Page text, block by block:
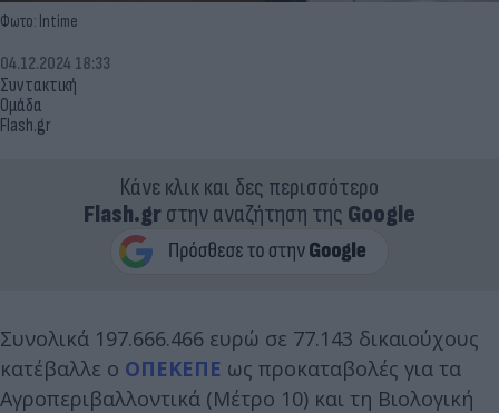
Φωτο: Intime
Συντακτική
Ομάδα
Flash.gr
04.12.2024 18:33
Κάνε κλικ και δες περισσότερο
Flash.grστην αναζήτηση της Google
Συνολικά 197.666.466 ευρώ σε 77.143 δικαιούχους
κατέβαλλε ο ΟΠΕΚΕΠΕ ως προκαταβολές για τα
Αγροπεριβαλλοντικά (Μέτρο 10) και τη Βιολογική